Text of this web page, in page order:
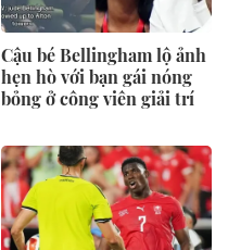
Cậu bé Bellingham lộ ảnh
hẹn hò với bạn gái nóng
bỏng ở công viên giải trí